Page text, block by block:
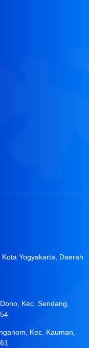
Yogyakarta, Daerah
Kec. Sendang,
Kec. Kauman,